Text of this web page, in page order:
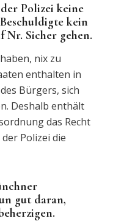
Polizei keine
kein
Nr. Sicher gehen.
nix zu
enthalten in
Bürgers, sich
Deshalb enthält
das Recht
Polizei die
gut daran,